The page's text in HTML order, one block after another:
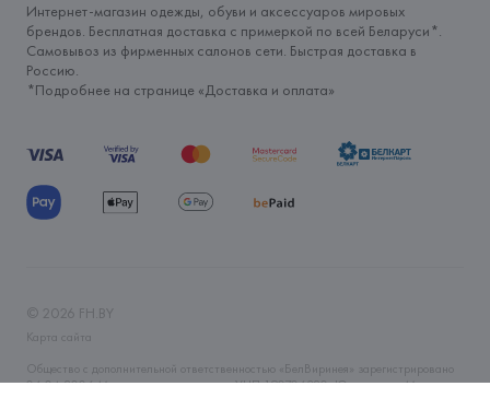
Интернет-магазин одежды, обуви и аксессуаров мировых
брендов. Бесплатная доставка с примеркой по всей Беларуси*.
Самовывоз из фирменных салонов сети. Быстрая доставка в
Россию.
*Подробнее на странице «Доставка и оплата»
© 2026 FH.BY
Карта сайта
Общество с дополнительной ответственностью «БелВиринея» зарегистрировано
06.04.2006 Минским горисполкомом. УНП 190706320. Юр.адрес: г. Минск, ул.